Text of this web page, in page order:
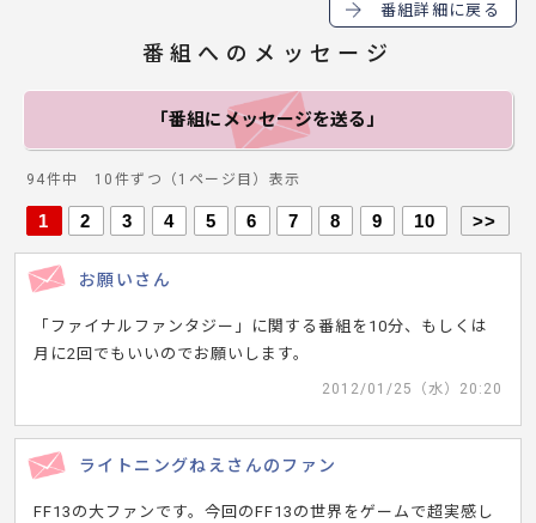
番組詳細に戻る
番組へのメッセージ
「番組にメッセージを送る」
94件中 10件ずつ（1ページ目）表示
1 2 3 4 5 6 7 8 9 10 >>
お願いさん
「ファイナルファンタジー」に関する番組を10分、もしくは
月に2回でもいいのでお願いします。
2012/01/25（水）20:20
ライトニングねえさんのファン
FF13の大ファンです。今回のFF13の世界をゲームで超実感し